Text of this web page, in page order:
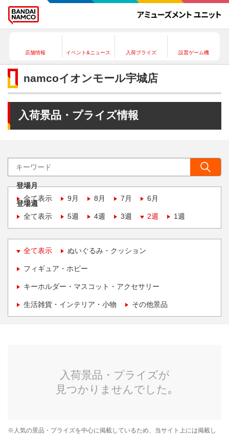
店舗情報 イベント&ニュース 入荷プライズ 設置ゲーム機
namcoイオンモール宇城店
入荷景品・プライズ情報
登場月
全て表示
9月 8月 7月 6月
登場週
全て表示
5週 4週 3週 2週 1週
全て表示 ぬいぐるみ・クッション
フィギュア・ホビー
キーホルダー・マスコット・アクセサリー
生活雑貨・インテリア・小物 その他景品